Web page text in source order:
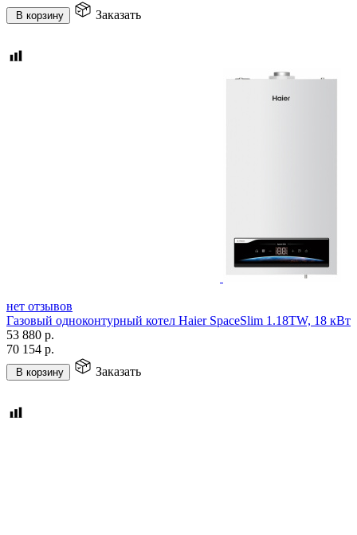
В корзину Заказать
нет отзывов
Газовый одноконтурный котел Haier SpaceSlim 1.18TW, 18 кВт
53 880 р.
70 154 р.
В корзину Заказать